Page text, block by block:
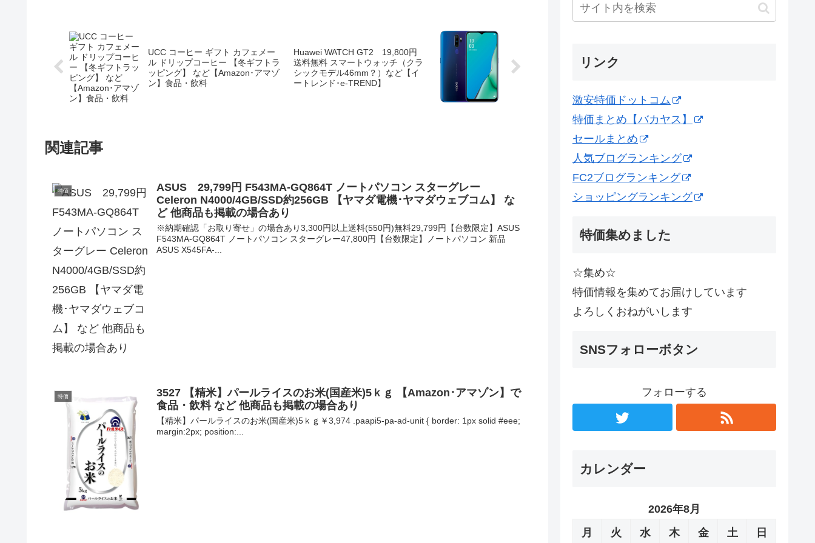
UCC コーヒー ギフト カフェメー
ル ドリップコーヒー 【冬ギフトラ
ッピング】 など【Amazon･アマゾ
ン】食品・飲料
Huawei WATCH GT2 19,800円
送料無料 スマートウォッチ（クラ
シックモデル46mm？）など【イ
ートレンド･e-TREND】
関連記事
特価
ASUS 29,799円 F543MA-GQ864T ノートパソコン スターグレー
Celeron N4000/4GB/SSD約256GB 【ヤマダ電機･ヤマダウェブコム】 な
ど 他商品も掲載の場合あり
※納期確認「お取り寄せ」の場合あり3,300円以上送料(550円)無料29,799円【台数限定】ASUS
F543MA-GQ864T ノートパソコン スターグレー47,800円【台数限定】ノートパソコン 新品
ASUS X545FA-...
特価
3527 【精米】パールライスのお米(国産米)5ｋｇ 【Amazon･アマゾン】で
食品・飲料 など 他商品も掲載の場合あり
【精米】パールライスのお米(国産米)5ｋｇ￥3,974 .paapi5-pa-ad-unit { border: 1px solid #eee;
margin:2px; position:...
リンク
激安特価ドットコム
特価まとめ【バカヤス】
セールまとめ
人気ブログランキング
FC2ブログランキング
ショッピングランキング
特価集めました
☆集め☆
特価情報を集めてお届けしています
よろしくおねがいします
SNSフォローボタン
フォローする
カレンダー
2026年8月
月
火 水 木 金 土 日